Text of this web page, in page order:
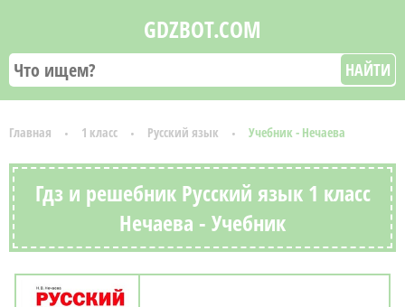
GDZBOT.COM
НАЙТИ
Главная 1 класс Русский язык Учебник - Нечаева
Гдз и решебник Русский язык 1 класс
Нечаева - Учебник